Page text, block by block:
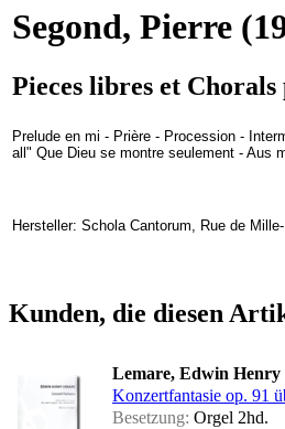
Segond, Pierre
Pieces libres et
Prelude en mi - Prière - Procession -
all" Que Dieu se montre seulement - Aus
Hersteller: Schola Cantorum, Rue de
Kunden, die diesen
Lemare, Edwin Henry
Konzertfantasie op. 91
Besetzung: Orgel 2hd.